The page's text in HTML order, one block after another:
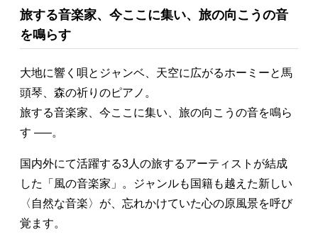
旅する音楽家、今ここに集い、旅の向こうの音
を鳴らす
大地に響く唄とジャンベ、天空に広がるホーミーと馬
頭琴、森の祈りのピアノ。
旅する音楽家、今ここに集い、旅の向こうの音を鳴ら
す —–。
国内外にて活躍する3人の旅するアーティストが結成
した「風の音楽家」。ジャンルも国籍も越えた新しい
〈自然な音楽〉が、忘れかけていた心の原風景を呼び
覚ます。